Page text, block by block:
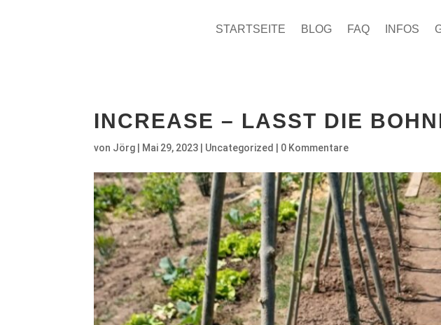
STARTSEITE BLOG FAQ INFOS
INCREASE – LASST DIE
von Jörg Mai 29, 2023 Uncategorized 0 Kommentare